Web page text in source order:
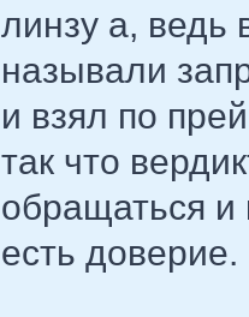
линзу а, ведь
называли
и взял по
так что
обращаться и
есть доверие.